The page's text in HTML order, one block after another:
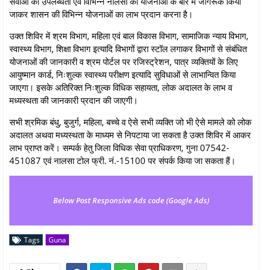
जाकर शासन की विभिन्न योजनाओं का लाभ प्रदान करना है।
उक्त शिविर में श्रम विभाग, महिला एवं बाल विकास विभाग, सामाजिक न्याय विभाग,
स्वास्थ्य विभाग, शिक्षा विभाग इत्यादि विभागों द्वारा स्टॉल लगाकर विभागों से संबंधित
योजनाओं की जानकारी व श्रम पोर्टल पर रजिस्ट्रेशन, पात्र व्यक्तियों के लिए
आयुष्मान कार्ड, निःशुल्क स्वास्थ्य परीक्षण इत्यादि सुविधाओं से लाभान्वित किया
जाएगा। इसके अतिरिक्त निःशुल्क विधिक सहायता, लोक अदालत के लाभ व
मध्यस्थता की जानकारी प्रदान की जाएगी।
सभी श्रमिक बंधु, बुजुर्ग, महिला, बच्चे व ऐसे सभी व्यक्ति जो भी ऐसे मामले को लोक
अदालत अथवा मध्यस्थता के माध्यम से निपटाया जा सकता है उक्त शिविर में आकर
लाभ प्राप्त करें। सम्पर्क हेतु जिला विधिक सेवा प्राधिकरण, गुना 07542-
451087 एवं नालसा टोल फ्री. नं.-15100 पर संपर्क किया जा सकता हैं।
Below Post Responsive Ads code (Google Ads)
Tags Guna